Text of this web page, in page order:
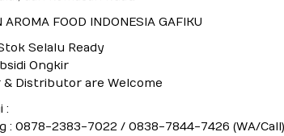
AROMA FOOD INDONESIA GAFIKU
Selalu Ready
Ongkir
& Distributor are Welcome
:
: 0878-2383-7022 / 0838-7844-7426 (WA/Call)